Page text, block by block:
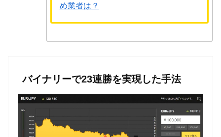
め業者は？
バイナリーで23連勝を実現した手法